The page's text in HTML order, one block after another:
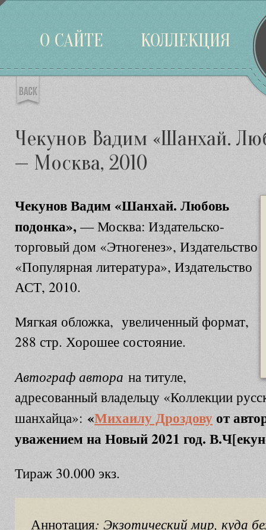
О САЙТЕ КОЛЛЕКЦИЯ
Чекунов Вадим «Шанхай.
— Москва, 2010
Чекунов Вадим «Шанхай. Любовь
подонка», — Москва: Издательско-
торговый дом «Этногенез», Издательство
«Популярная литература», Издательство
АСТ, 2010.
Мягкая обложка, увеличенный формат,
288 стр. Хорошее состояние.
Автограф автора на титуле,
адресованный владельцу «Коллекции
шанхайца»: «Михаилу Дроздовуот
уважением на Новый 2021 год.
Тираж 30.000 экз.
Аннотация: Экзотический мир, куда